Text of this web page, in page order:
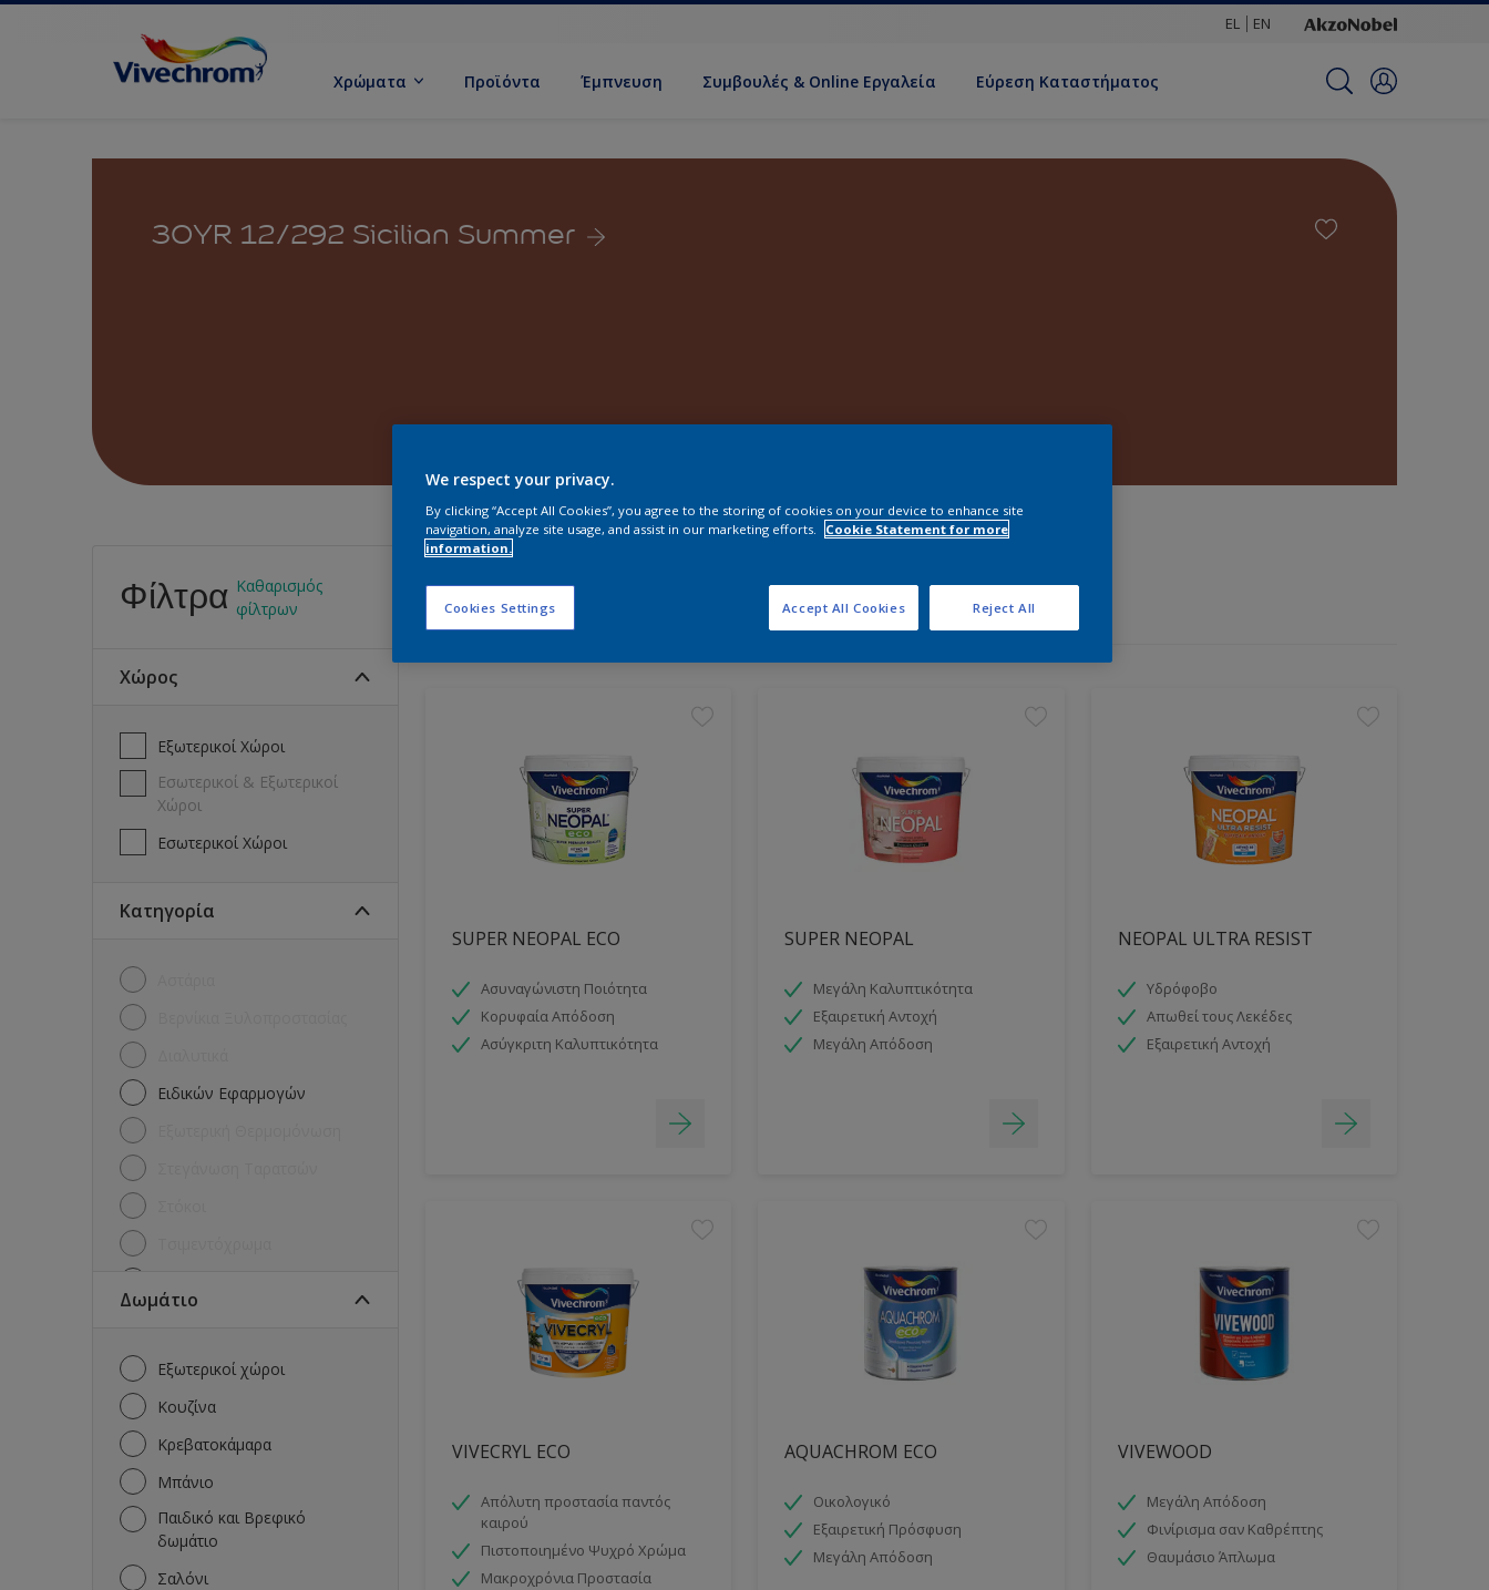
EL EN
Χρώματα Προϊόντα Έμπνευση Συμβουλές & Online Εργαλεία Εύρεση Καταστήματος
30YR 12/292 Sicilian Summer
Φίλτρα Καθαρισμός
φίλτρων
Χώρος
Εξωτερικοί Χώροι
Εσωτερικοί & Εξωτερικοί
Χώροι
Εσωτερικοί Χώροι
Κατηγορία
Ειδικών Εφαρμογών
Χρώματα Εξωτερικών Τοίχων
Χρώματα Εσωτερικών
Τοίχων
Δωμάτιο
Εξωτερικοί χώροι
Κουζίνα
Κρεβατοκάμαρα
Μπάνιο
Παιδικό και Βρεφικό
δωμάτιo
Σαλόνι
Βρείτε τα κατάλληλα προϊόντα
Προϊόντα βρέθηκαν
SUPER NEOPAL ECO
Ασυναγώνιστη Ποιότητα
Κορυφαία Απόδοση
Ασύγκριτη Καλυπτικότητα
SUPER NEOPAL
Μεγάλη Καλυπτικότητα
Εξαιρετική Αντοχή
Μεγάλη Απόδοση
NEOPAL ULTRA RESIST
Υδρόφοβο
Απωθεί τους Λεκέδες
Εξαιρετική Αντοχή
VIVECRYL ECO
Απόλυτη προστασία παντός
καιρού
Πιστοποιημένο Ψυχρό Χρώμα
Μακροχρόνια Προστασία
AQUACHROM ECO
Οικολογικό
Εξαιρετική Πρόσφυση
Μεγάλη Απόδοση
VIVEWOOD
Μεγάλη Απόδοση
Φινίρισμα σαν Καθρέπτης
Θαυμάσιο Άπλωμα
We respect your privacy.
By clicking “Accept All Cookies”, you agree to the storing of cookies on your device to enhance site
navigation, analyze site usage, and assist in our marketing efforts.
Cookie Statement for more
information.
Cookies Settings Reject All
Accept All Cookies